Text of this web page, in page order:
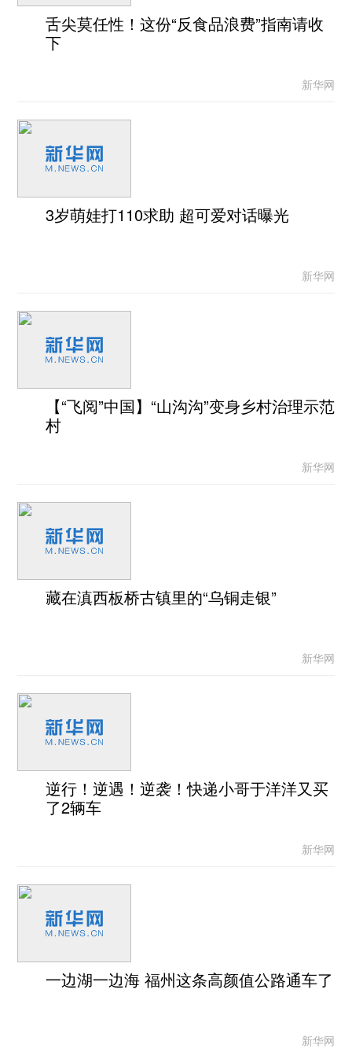
舌尖莫任性！这份“反食品浪费”指南请收
下
新华网
3岁萌娃打110求助 超可爱对话曝光
新华网
【“飞阅”中国】“山沟沟”变身乡村治理示范
村
新华网
藏在滇西板桥古镇里的“乌铜走银”
新华网
逆行！逆遇！逆袭！快递小哥于洋洋又买
了2辆车
新华网
一边湖一边海 福州这条高颜值公路通车了
新华网